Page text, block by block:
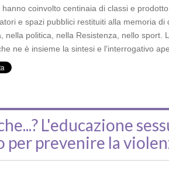
hanno coinvolto centinaia di classi e
e spazi pubblici restituiti alla memoria
nella politica, nella Resistenza, nello sport.
ne è insieme la sintesi e l'interrogativo
L'educazione
per prevenire la